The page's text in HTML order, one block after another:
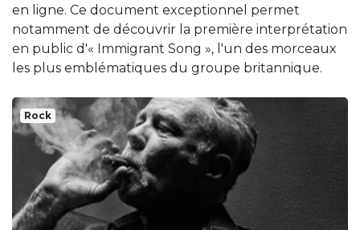
en ligne. Ce document exceptionnel permet
notamment de découvrir la première interprétation
en public d'« Immigrant Song », l'un des morceaux
les plus emblématiques du groupe britannique.
Rock